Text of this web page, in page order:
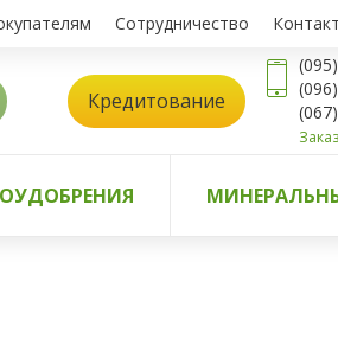
Сотрудничество
Кредитование